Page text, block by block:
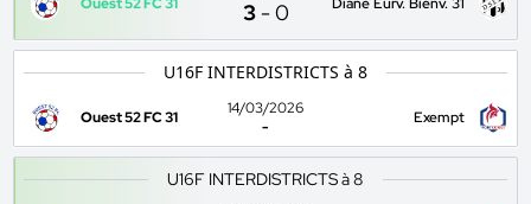
3 -0
U16F INTERDISTRICTS à 8
Ouest 52 FC 31
14/03/2026
-
Exempt
U16F INTERDISTRICTS à 8